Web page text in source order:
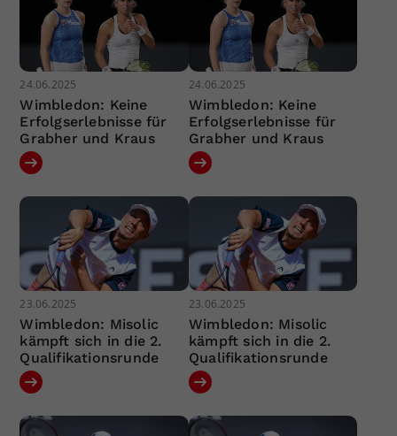
24.06.2025
Wimbledon: Keine
Erfolgserlebnisse für
Grabher und Kraus
24.06.2025
Wimbledon: Keine
Erfolgserlebnisse für
Grabher und Kraus
23.06.2025
Wimbledon: Misolic
kämpft sich in die 2.
Qualifikationsrunde
23.06.2025
Wimbledon: Misolic
kämpft sich in die 2.
Qualifikationsrunde